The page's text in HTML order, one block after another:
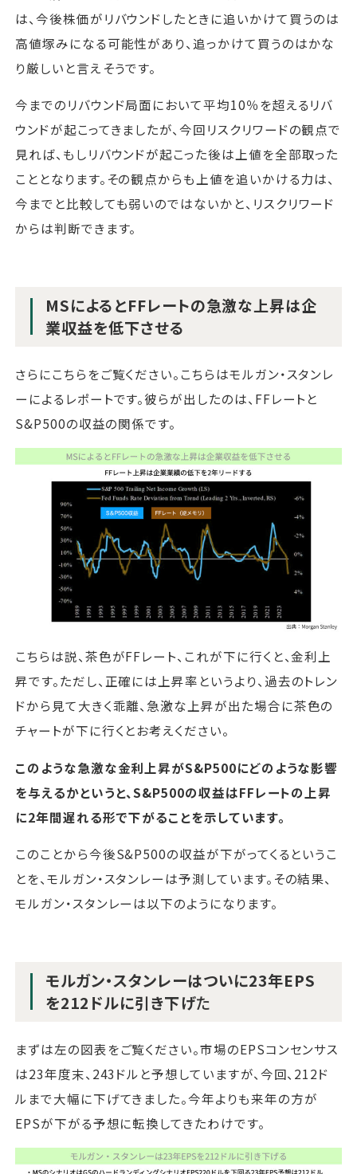
は、今後株価がリバウンドしたときに追いかけて買うのは
高値塚みになる可能性があり、追っかけて買うのはかな
り厳しいと言えそうです。
今までのリバウンド局面において平均10％を超えるリバ
ウンドが起こってきましたが、今回リスクリワードの観点で
見れば、もしリバウンドが起こった後は上値を全部取った
こととなります。その観点からも上値を追いかける力は、
今までと比較しても弱いのではないかと、リスクリワード
からは判断できます。
MSによるとFFレートの急激な上昇は企
業収益を低下させる
さらにこちらをご覧ください。こちらはモルガン・スタンレ
ーによるレポートです。彼らが出したのは、FFレートと
S&P500の収益の関係です。
こちらは説、茶色がFFレート、これが下に行くと、金利上
昇です。ただし、正確には上昇率というより、過去のトレン
ドから見て大きく乖離、急激な上昇が出た場合に茶色の
チャートが下に行くとお考えください。
このような急激な金利上昇がS&P500にどのような影響
を与えるかというと、S&P500の収益はFFレートの上昇
に2年間遅れる形で下がることを示しています。
このことから今後S&P500の収益が下がってくるというこ
とを、モルガン・スタンレーは予測しています。その結果、
モルガン・スタンレーは以下のようになります。
モルガン・スタンレーはついに23年EPS
を212ドルに引き下げた
まずは左の図表をご覧ください。市場のEPSコンセンサス
は23年度末、243ドルと予想していますが、今回、212ド
ルまで大幅に下げてきました。今年よりも来年の方が
EPSが下がる予想に転換してきたわけです。